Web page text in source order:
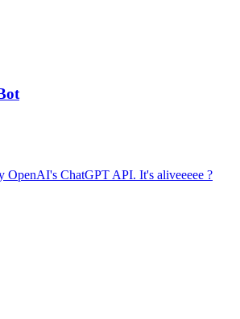
OpenAI's ChatGPT API. It's aliveeeee ?